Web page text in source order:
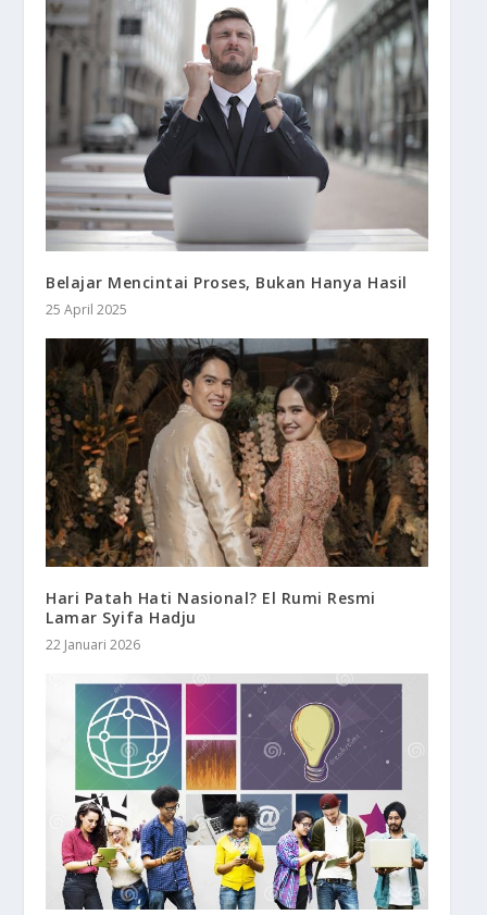
Belajar Mencintai Proses, Bukan Hanya Hasil
25 April 2025
Hari Patah Hati Nasional? El Rumi Resmi
Lamar Syifa Hadju
22 Januari 2026